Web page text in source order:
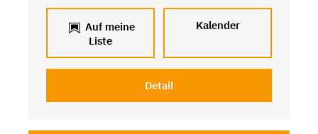
Auf meine
Liste
Kalender
Detail